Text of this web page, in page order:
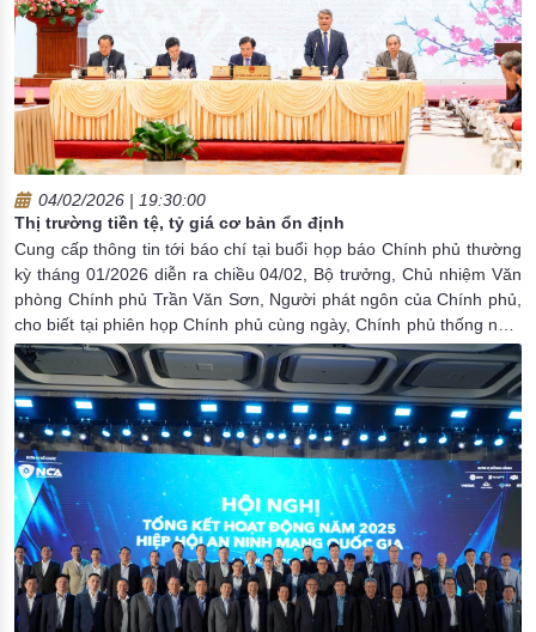
04/02/2026 | 19:30:00
Thị trường tiền tệ, tỷ giá cơ bản ổn định
Cung cấp thông tin tới báo chí tại buổi họp báo Chính phủ thường
kỳ tháng 01/2026 diễn ra chiều 04/02, Bộ trưởng, Chủ nhiệm Văn
phòng Chính phủ Trần Văn Sơn, Người phát ngôn của Chính phủ,
cho biết tại phiên họp Chính phủ cùng ngày, Chính phủ thống nhất
đánh giá kinh tế vĩ mô tiếp tục ổn định, lạm phát được kiểm soát,
các cân đối lớn được bảo đảm; thị trường tiền tệ, tỉ giá cơ bản ổn
định.